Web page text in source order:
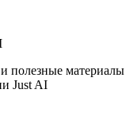
полезные
Just AI